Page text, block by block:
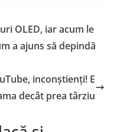
OLED, iar acum le
a ajuns să depindă
inconștienți! E
decât prea târziu